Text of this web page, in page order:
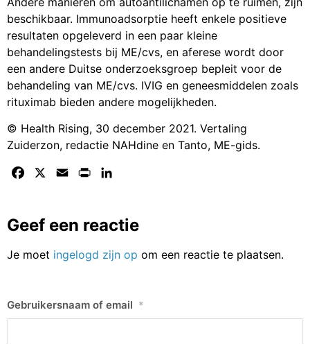
beschikbaar. Immunoadsorptie heeft enkele positieve
resultaten opgeleverd in een paar kleine
behandelingstests bij ME/cvs, en aferese wordt door
een andere Duitse onderzoeksgroep bepleit voor de
behandeling van ME/cvs. IVIG en geneesmiddelen zoals
rituximab bieden andere mogelijkheden.
© Health Rising, 30 december 2021. Vertaling
Zuiderzon, redactie NAHdine en Tanto, ME-gids.
Facebook Email Print
Geef een reactie
Je moet ingelogd zijn op om een reactie te plaatsen.
Gebruikersnaam of email *